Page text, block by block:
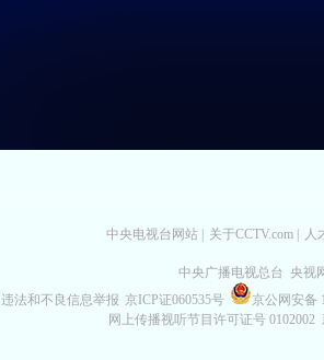
中央电视台网站 关于CCTV.com 人
中央广播电视总台 央视
违法和不良信息举报 京ICP证060535号
京公网安备
网上传播视听节目许可证号 0102002